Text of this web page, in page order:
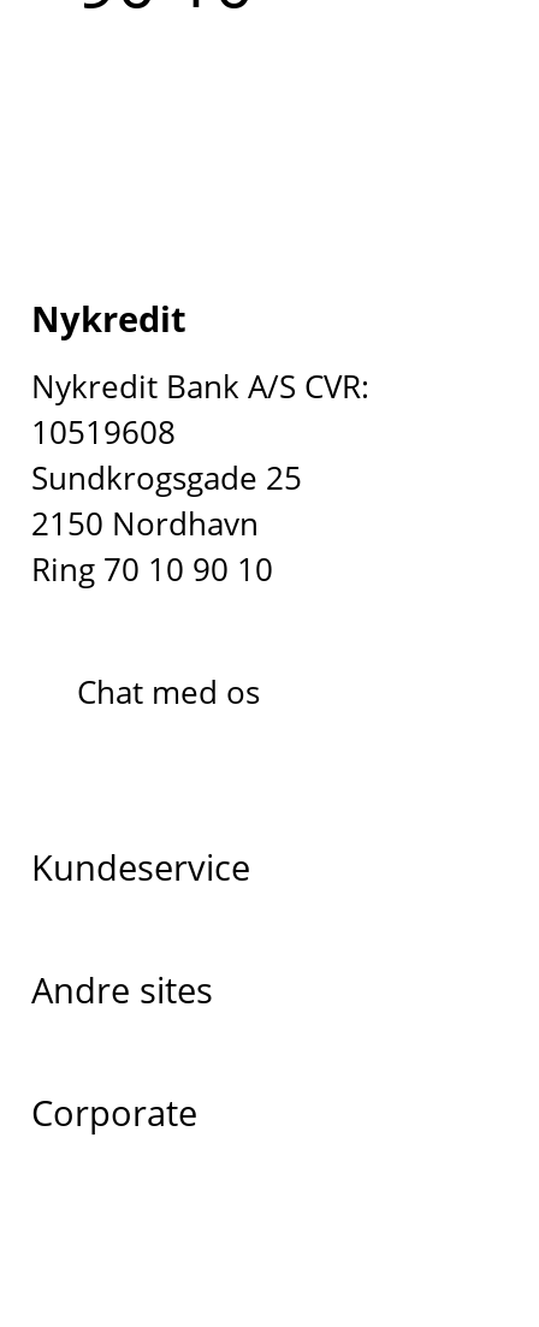
Nykredit
Nykredit Bank A/S CVR:
10519608
Sundkrogsgade 25
2150 Nordhavn
Ring 70 10 90 10
Chat med os
Kundeservice
Andre sites
Corporate